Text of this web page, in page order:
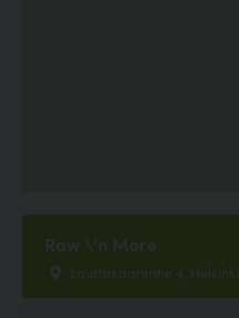
Raw \'n More
Lauttasaarentie 4, Helsinki